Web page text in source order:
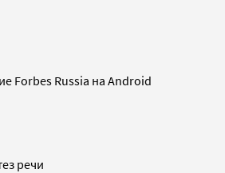
Forbes Russia на Android
речи